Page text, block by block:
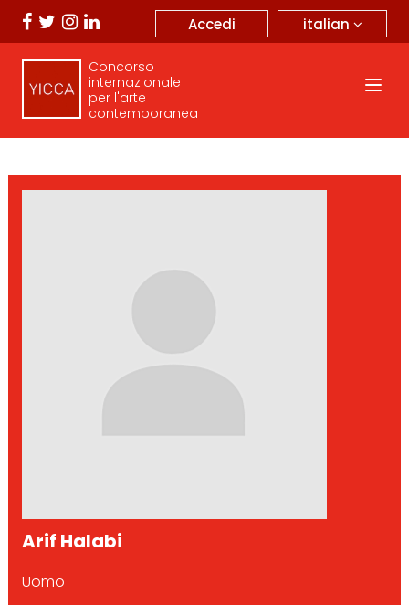
italian
Accedi
Concorso
internazionale
per l'arte
contemporanea
Arif Halabi
Uomo